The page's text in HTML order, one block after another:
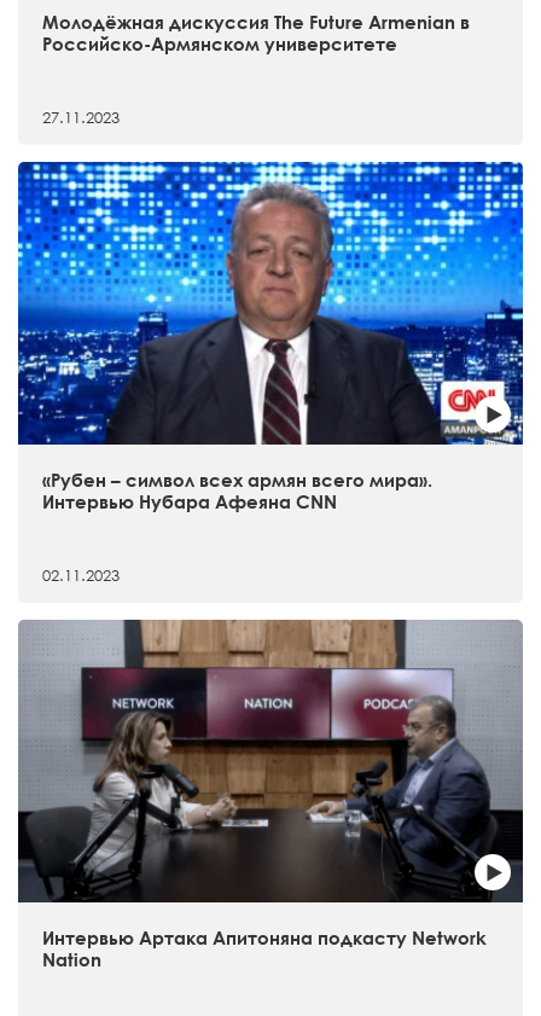
Молодёжная дискуссия The Future Armenian в
Российско-Армянском университете
27.11.2023
«Рубен – символ всех армян всего мира».
Интервью Нубара Афеяна CNN
02.11.2023
Интервью Артака Апитоняна подкасту Network
Nation